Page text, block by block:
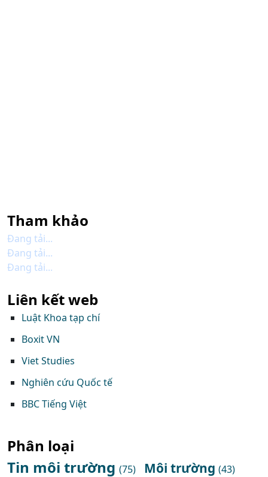
Tham khảo
Đang tải...
Đang tải...
Đang tải...
Liên kết web
Luật Khoa tạp chí
Boxit VN
Viet Studies
Nghiên cứu Quốc tế
BBC Tiếng Việt
Phân loại
Tin môi trường (75) Môi trường (43)